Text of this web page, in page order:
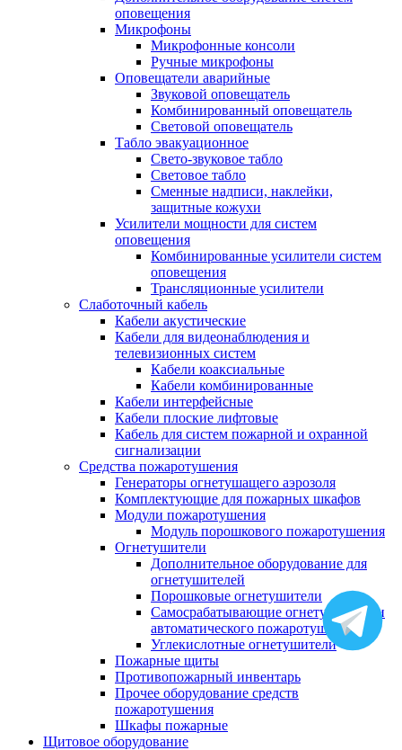
оповещения
Микрофоны
Микрофонные консоли
Ручные микрофоны
Оповещатели аварийные
Звуковой оповещатель
Комбинированный оповещатель
Световой оповещатель
Табло эвакуационное
Свето-звуковое табло
Световое табло
Сменные надписи, наклейки,
защитные кожухи
Усилители мощности для систем
оповещения
Комбинированные усилители систем
оповещения
Трансляционные усилители
Слаботочный кабель
Кабели акустические
Кабели для видеонаблюдения и
телевизионных систем
Кабели коаксиальные
Кабели комбинированные
Кабели интерфейсные
Кабели плоские лифтовые
Кабель для систем пожарной и охранной
сигнализации
Средства пожаротушения
Генераторы огнетушащего аэрозоля
Комплектующие для пожарных шкафов
Модули пожаротушения
Модуль порошкового пожаротушения
Огнетушители
Дополнительное оборудование для
огнетушителей
Порошковые огнетушители
Самосрабатывающие огнетушители и
автоматического пожаротушения
Углекислотные огнетушители
Пожарные щиты
Противопожарный инвентарь
Прочее оборудование средств
пожаротушения
Шкафы пожарные
Щитовое оборудование